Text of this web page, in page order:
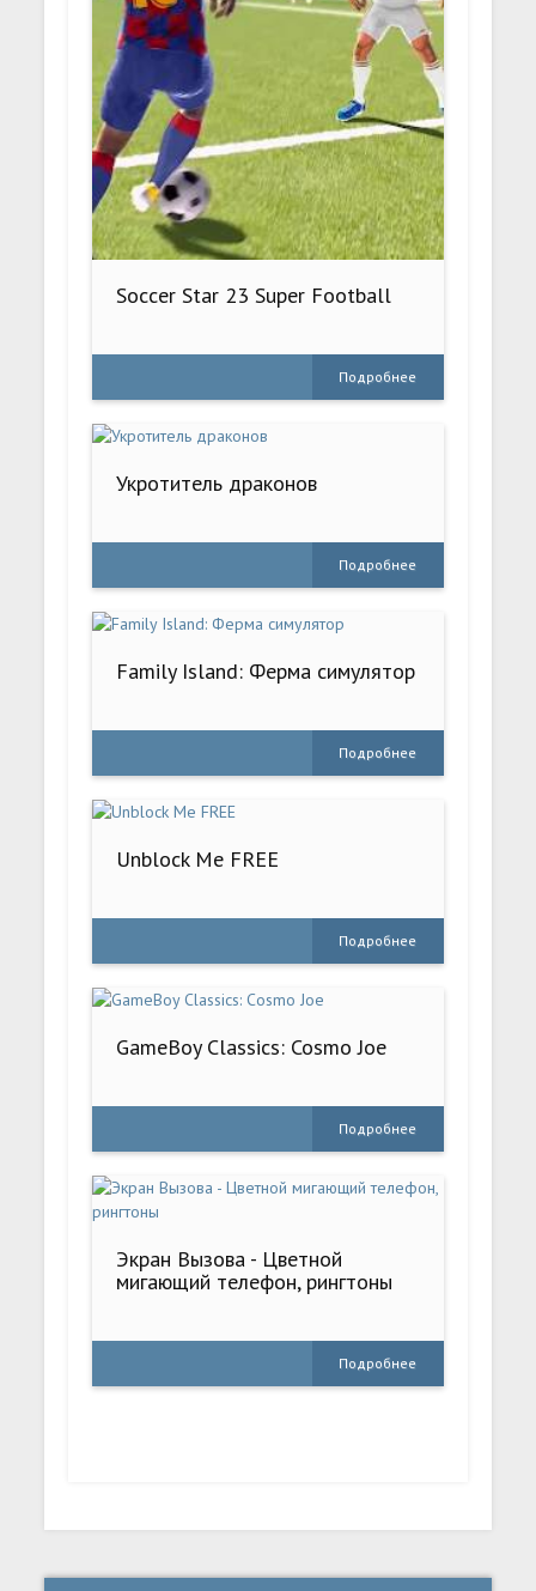
Soccer Star 23 Super Football
Подробнее
Укротитель драконов
Подробнее
Family Island: Ферма симулятор
Подробнее
Unblock Me FREE
Подробнее
GameBoy Classics: Cosmo Joe
Подробнее
Экран Вызова - Цветной
мигающий телефон, рингтоны
Подробнее